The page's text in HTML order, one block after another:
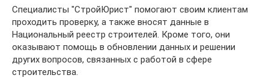
Специалисты "СтройЮрист" помогают своим клиентам
проходить проверку, а также вносят данные в
Национальный реестр строителей. Кроме того, они
оказывают помощь в обновлении данных и решении
других вопросов, связанных с работой в сфере
строительства.